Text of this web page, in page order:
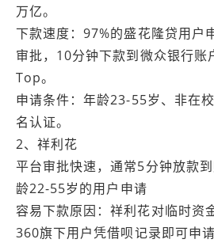
万亿。
下款速度：97%的盛花隆贷用户
审批，10分钟下款到微众银行账
Top。
申请条件：年龄23-55岁、非在
名认证。
2、祥利花
平台审批快速，通常5分钟放款
龄22-55岁的用户申请
容易下款原因：祥利花对临时资
360旗下用户凭借呗记录即可申